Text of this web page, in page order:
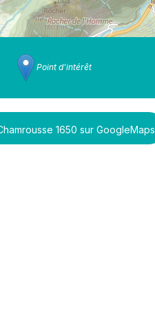
Point d'intérêt
1650 sur GoogleMaps